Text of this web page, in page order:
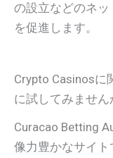
の設立などのネ
を促進します。
Crypto Casinosに
に試してみません
Curacao Betting
像力豊かなサイト